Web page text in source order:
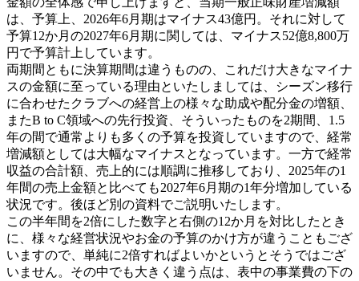
は、予算上、2026年6月期はマイナス43億円。それに対して
予算12か月の2027年6月期に関しては、マイナス52億8,800万
円で予算計上しています。
両期間ともに決算期間は違うものの、これだけ大きなマイナ
スの金額に至っている理由といたしましては、シーズン移行
に合わせたクラブへの経営上の様々な助成や配分金の増額、
またB to C領域への先行投資、そういったものを2期間、1.5
年の間で通常よりも多くの予算を投資していますので、経常
増減額としては大幅なマイナスとなっています。一方で経常
収益の合計額、売上的には順調に推移しており、2025年の1
年間の売上金額と比べても2027年6月期の1年分増加している
状況です。後ほど別の資料でご説明いたします。
この半年間を2倍にした数字と右側の12か月を対比したとき
に、様々な経営状況やお金の予算のかけ方が違うこともござ
いますので、単純に2倍すればよいかというとそうではござ
いません。その中でも大きく違う点は、表中の事業費の下の